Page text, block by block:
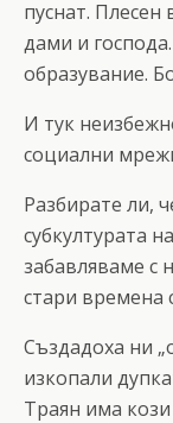
пуснат. Плесен
дами и
образувание.
И тук
социални
Разбирате ли,
субкултурата
забавляваме с
стари времена
Създадоха ни
изкопали
Траян има